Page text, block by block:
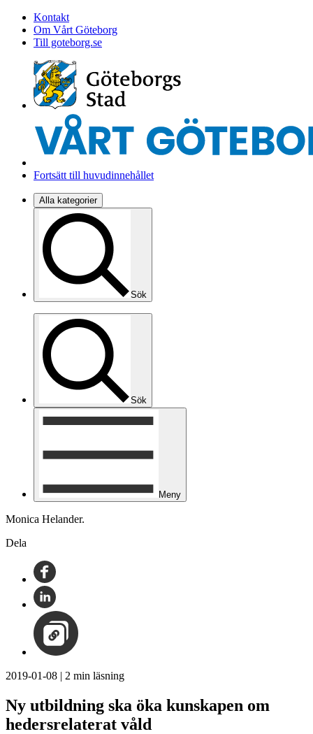
Kontakt
Om Vårt Göteborg
Till goteborg.se
Fortsätt till huvudinnehållet
Alla kategorier
Sök
Sök
Meny
Monica Helander.
Dela
2019-01-08 | 2 min läsning
Ny utbildning ska öka kunskapen om
hedersrelaterat våld